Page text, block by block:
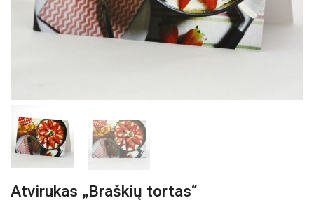
Atvirukas „Braškių tortas“